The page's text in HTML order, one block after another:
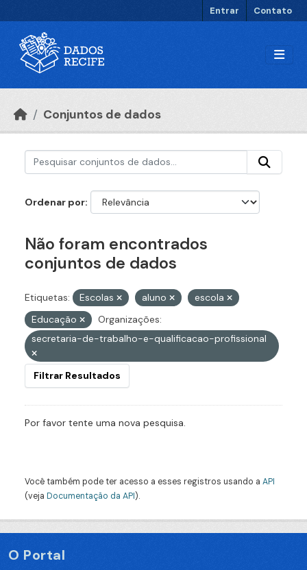
Entrar Contato
Conjuntos de dados
Ordenar por
Não foram encontrados
conjuntos de dados
Etiquetas: Escolas aluno
escola
Educação
Organizações:
secretaria-de-trabalho-e-qualificacao-profissional
Filtrar Resultados
Por favor tente uma nova pesquisa.
Você também pode ter acesso a esses registros usando a API
(veja Documentação da API).
O Portal